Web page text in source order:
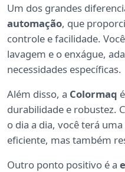
Um dos grandes
automação, que
controle e facilidade.
lavagem e o enxágue,
necessidades específicas.
Além disso, a Colormaq
durabilidade e robustez.
o dia a dia, você terá
eficiente, mas também
Outro ponto positivo é a